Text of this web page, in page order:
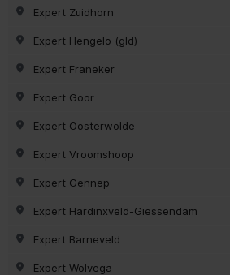
Expert Zuidhorn
Expert Hengelo (gld)
Expert Franeker
Expert Goor
Expert Oosterwolde
Expert Vroomshoop
Expert Gennep
Expert Hardinxveld-Giessendam
Expert Barneveld
Expert Wolvega